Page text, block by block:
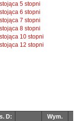
5 stopni
6 stopni
7 stopni
8 stopni
10 stopni
12 stopni
D:
Wym.